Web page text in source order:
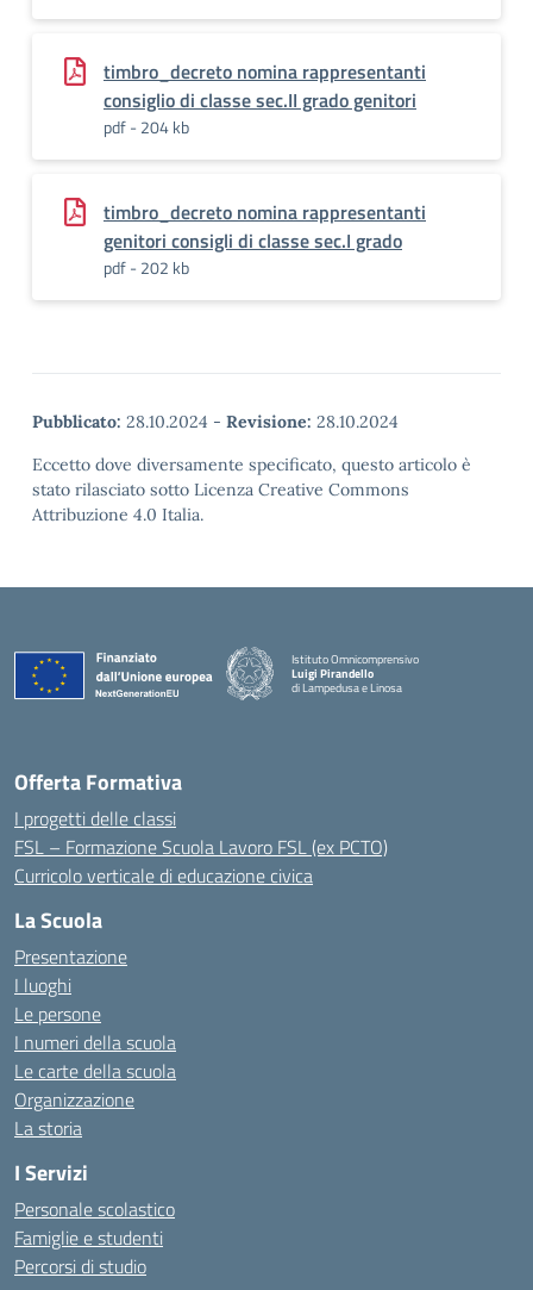
timbro_decreto nomina rappresentanti
consiglio di classe sec.II grado genitori
pdf - 204 kb
timbro_decreto nomina rappresentanti
genitori consigli di classe sec.I grado
pdf - 202 kb
Pubblicato: 28.10.2024 - Revisione: 28.10.2024
Eccetto dove diversamente specificato, questo articolo è
stato rilasciato sotto Licenza Creative Commons
Attribuzione 4.0 Italia.
Istituto Omnicomprensivo
Luigi Pirandello
di Lampedusa e Linosa
Offerta Formativa
I progetti delle classi
FSL – Formazione Scuola Lavoro FSL (ex PCTO)
Curricolo verticale di educazione civica
La Scuola
Presentazione
I luoghi
Le persone
I numeri della scuola
Le carte della scuola
Organizzazione
La storia
I Servizi
Personale scolastico
Famiglie e studenti
Percorsi di studio